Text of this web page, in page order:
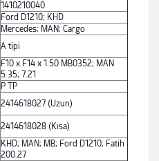
1410210040
Ford D1210; KHD
Mercedes; MAN; Cargo
A tipi
F10 x F14 x 1.50 MB0352; MAN
5.35; 7.21
P TP
2414618027 (Uzun)
2414618028 (Kısa)
KHD; MAN; MB; Ford D1210; Fatih
200.27